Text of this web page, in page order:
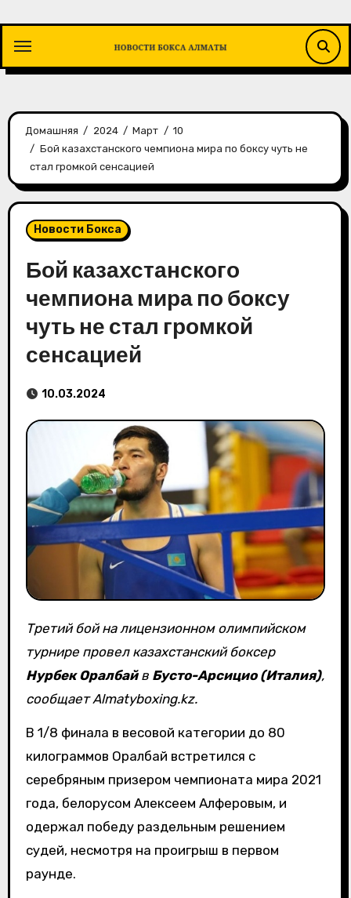
содержимому
Домашняя 2024 Март
10
Бой казахстанского чемпиона мира по боксу чуть не
стал громкой сенсацией
Новости Бокса
Бой казахстанского
чемпиона мира по боксу
чуть не стал громкой
сенсацией
10.03.2024
Третий бой на лицензионном олимпийском
турнире провел казахстанский боксер
Нурбек Оралбайв Бусто-Арсицио (Италия),
сообщает Almatyboxing.kz.
В 1/8 финала в весовой категории до 80
килограммов Оралбай встретился с
серебряным призером чемпионата мира 2021
года, белорусом Алексеем Алферовым, и
одержал победу раздельным решением
судей, несмотря на проигрыш в первом
раунде.